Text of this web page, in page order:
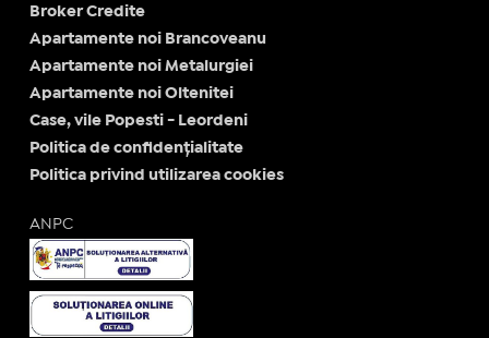
Broker Credite
Apartamente noi Brancoveanu
Apartamente noi Metalurgiei
Apartamente noi Oltenitei
Case, vile Popesti - Leordeni
Politica de confidențialitate
Politica privind utilizarea cookies
ANPC